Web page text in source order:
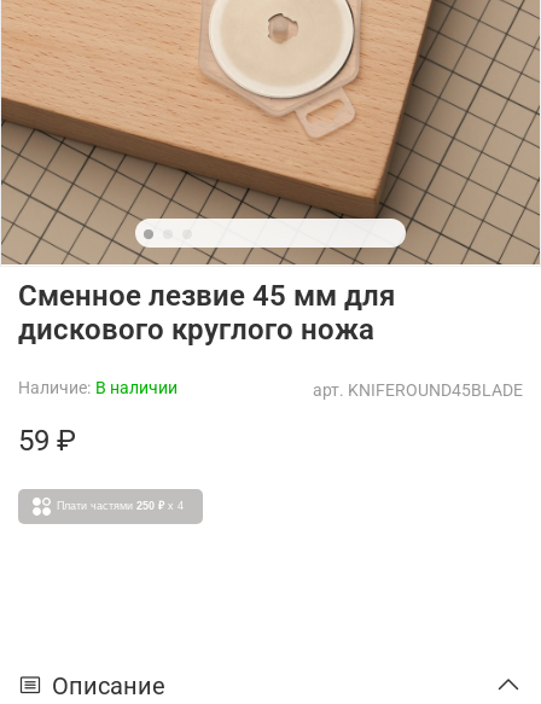
арт. KNIFEROUND45BLADE
Наличие: В наличии
Сменное лезвие 45 мм для
дискового круглого ножа
59 ₽
Плати частями 250 ₽ x 4
Описание